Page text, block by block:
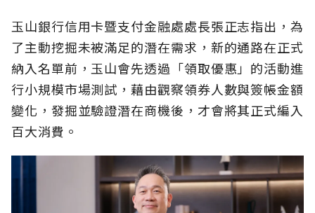
玉山銀行信用卡暨支付金融處處長張正志指出，為
了主動挖掘未被滿足的潛在需求，新的通路在正式
納入名單前，玉山會先透過「領取優惠」的活動進
行小規模市場測試，藉由觀察領券人數與簽帳金額
變化，發掘並驗證潛在商機後，才會將其正式編入
百大消費。